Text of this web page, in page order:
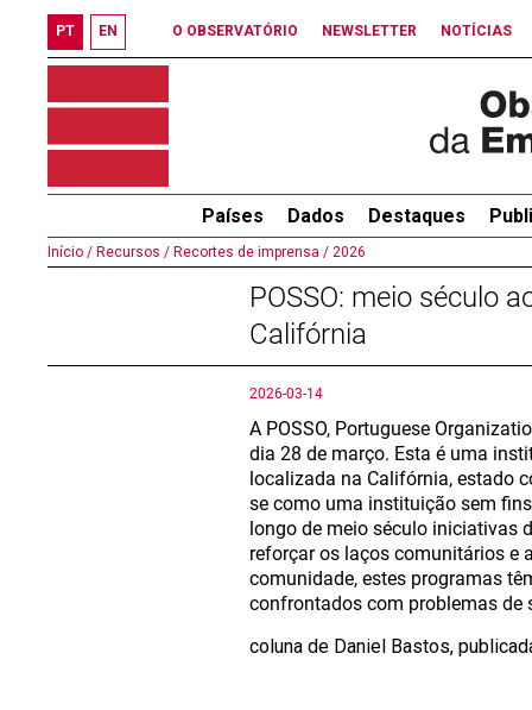
PT EN O OBSERVATÓRIO NEWSLETTER NOTÍCIAS
Países Dados Destaques
Início / Recursos / Recortes de imprensa / 2026
POSSO: meio século
Califórnia
2026-03-14
A POSSO, Portuguese
dia 28 de março. Esta é uma
localizada na Califórnia, estado
se como uma instituição sem
longo de meio século iniciativas
reforçar os laços comunitários e
comunidade, estes programas
confrontados com problemas de
coluna de Daniel Bastos,